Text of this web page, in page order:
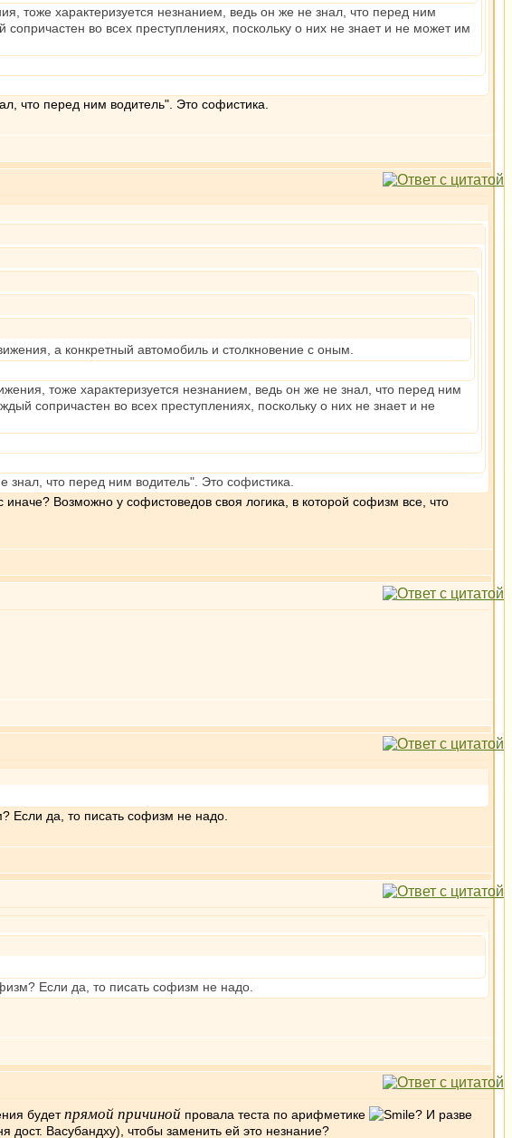
тоже характеризуется незнанием, ведь он же не знал, что перед ним
во всех преступлениях, поскольку о них не знает и не может им
что перед ним водитель". Это софистика.
а конкретный автомобиль и столкновение с оным.
тоже характеризуется незнанием, ведь он же не знал, что перед ним
сопричастен во всех преступлениях, поскольку о них не знает и не
знал, что перед ним водитель". Это софистика.
Возможно у софистоведов своя логика, в которой софизм все, что
Если да, то писать софизм не надо.
Если да, то писать софизм не надо.
будетпрямой причиной провала теста по арифметике
? И разве
Васубандху), чтобы заменить ей это незнание?